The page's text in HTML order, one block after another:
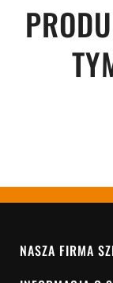
NASZA FIRMA